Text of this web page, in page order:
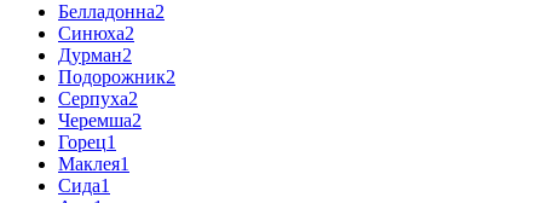
Белладонна2
Синюха2
Дурман2
Подорожник2
Серпуха2
Черемша2
Горец1
Маклея1
Сида1